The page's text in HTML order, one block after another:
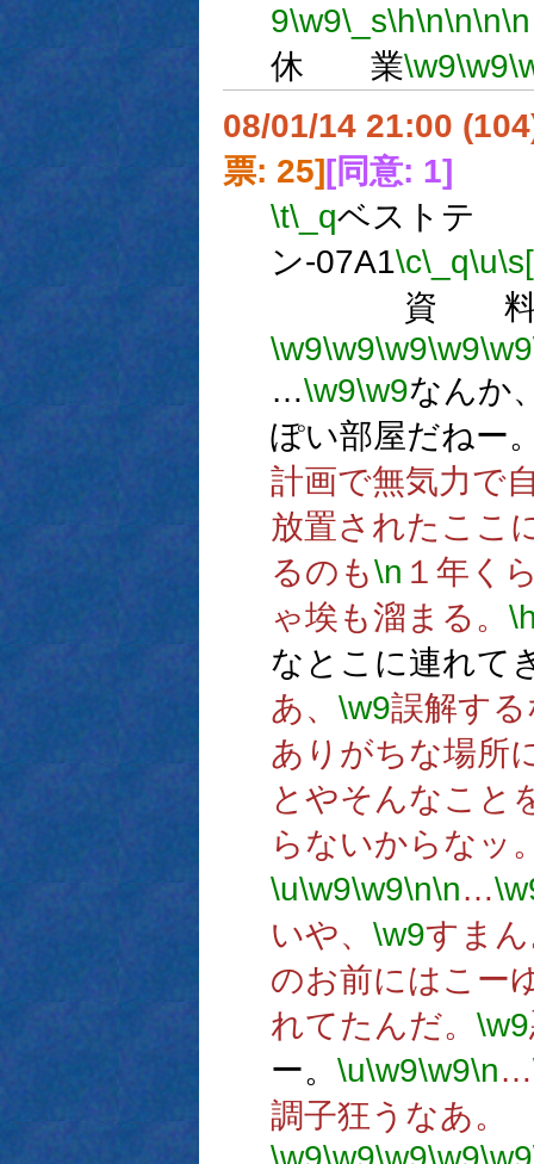
9\w9\_s\h\n\n\n\n
休 業\w9\w9
08/01/14 21:00
票: 25][同意: 1]
\t\_qベストテ
ン-07A1\c\_q\u
資 料
\w9\w9\w9\w9\w9
…\w9\w9なんか
ぽい部屋だねー
計画で無気力で
放置されたここ
るのも\n １年く
ゃ埃も溜まる。
なとこに連れて
あ、 \w9誤解す
ありがちな場所
とやそんなこと
らないからなッ
\u\w9\w9\n\n…
いや、 \w9すま
のお前にはこー
れてたんだ。 \w9
ー。 \u\w9\w9\n…
調子狂うなあ。